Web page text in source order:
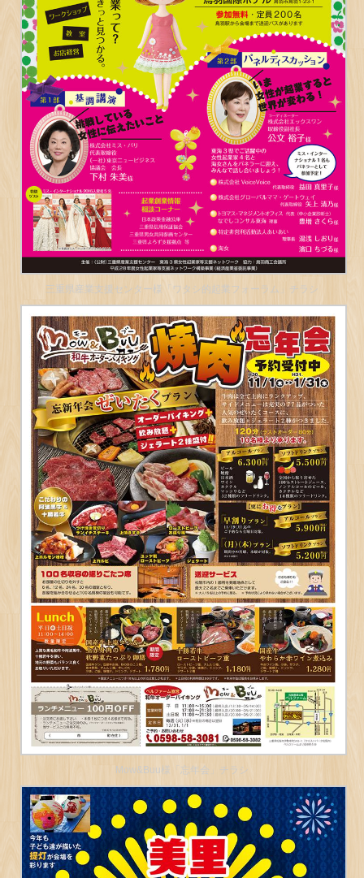
三重県産業支援センター様「ワタシ的起業フォーラム」チラシ
Mow&Buu様「忘年会」チラシ